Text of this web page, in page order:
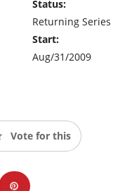
en Wim Helsen! (Source:
Status:
Returning Series
Start:
Aug/31/2009
Vote for this